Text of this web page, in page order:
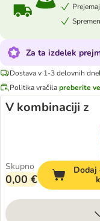
Za ta izdelek
Dostava v 1-3 delovnih
Politika vračilapreberite
V kombinaciji z
Skupno
0,00 €
Dodaj